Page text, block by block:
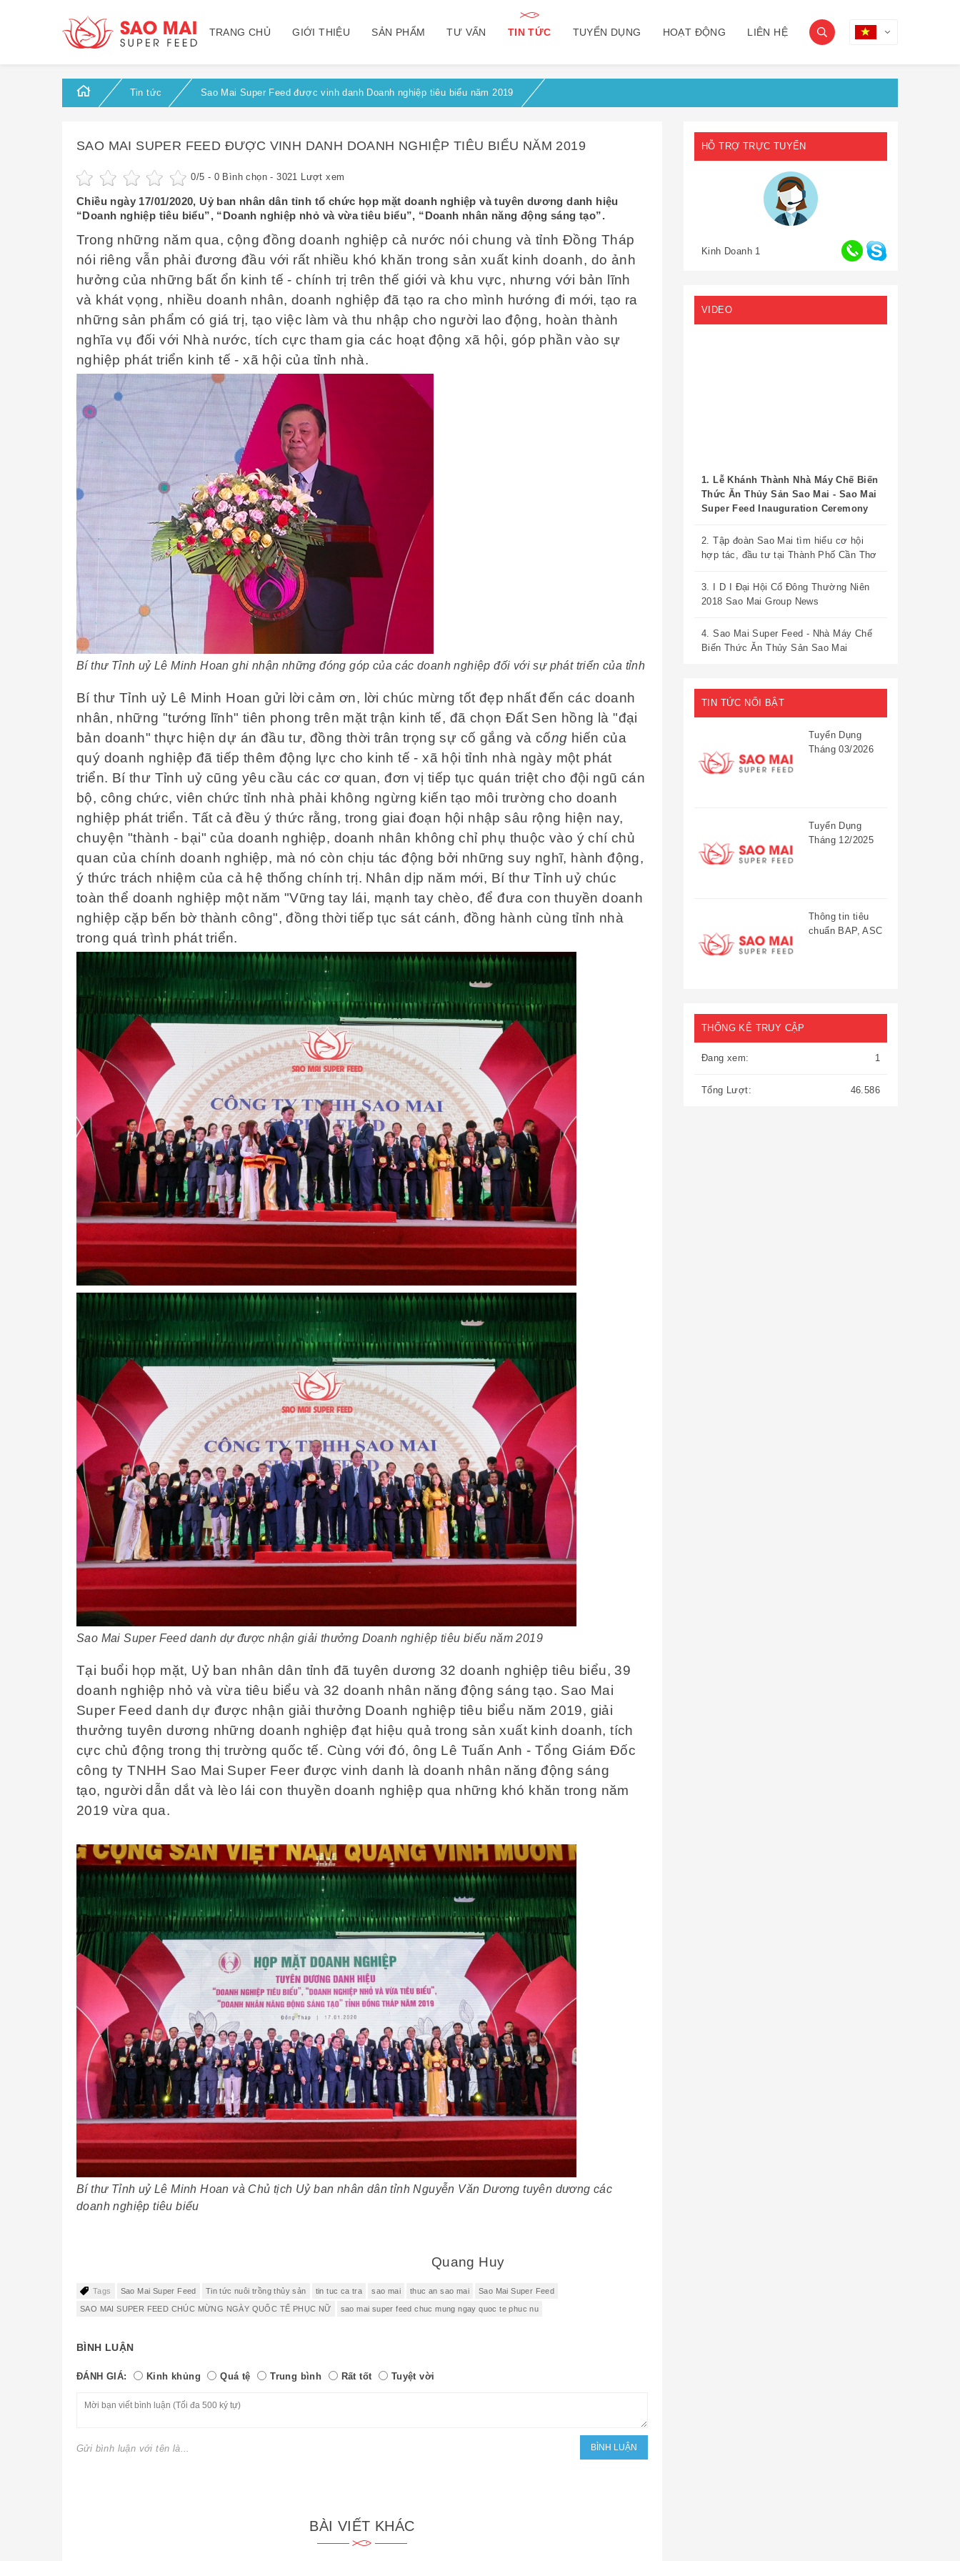
TRANG CHỦ GIỚI THIỆU SẢN PHẨM TƯ VẤN TIN TỨC TUYỂN DỤNG HOẠT ĐỘNG LIÊN HỆ
Tin tức Sao Mai Super Feed được vinh danh Doanh nghiệp tiêu biểu năm 2019
SAO MAI SUPER FEED ĐƯỢC VINH DANH DOANH NGHIỆP TIÊU BIỂU NĂM 2019
0/5 - 0 Bình chọn - 3021 Lượt xem
Chiều ngày 17/01/2020, Uỷ ban nhân dân tỉnh tổ chức họp mặt doanh nghiệp và tuyên dương danh hiệu
“Doanh nghiệp tiêu biểu”, “Doanh nghiệp nhỏ và vừa tiêu biểu”, “Doanh nhân năng động sáng tạo”.
Trong những năm qua, cộng đồng doanh nghiệp cả nước nói chung và tỉnh Đồng Tháp
nói riêng vẫn phải đương đầu với rất nhiều khó khăn trong sản xuất kinh doanh, do ảnh
hưởng của những bất ổn kinh tế - chính trị trên thế giới và khu vực, nhưng với bản lĩnh
và khát vọng, nhiều doanh nhân, doanh nghiệp đã tạo ra cho mình hướng đi mới, tạo ra
những sản phẩm có giá trị, tạo việc làm và thu nhập cho người lao động, hoàn thành
nghĩa vụ đối với Nhà nước, tích cực tham gia các hoạt động xã hội, góp phần vào sự
nghiệp phát triển kinh tế - xã hội của tỉnh nhà.
Bí thư Tỉnh uỷ Lê Minh Hoan ghi nhận những đóng góp của các doanh nghiệp đối với sự phát triển của tỉnh
Bí thư Tỉnh uỷ Lê Minh Hoan gửi lời cảm ơn, lời chúc mừng tốt đẹp nhất đến các doanh
nhân, những "tướng lĩnh" tiên phong trên mặt trận kinh tế, đã chọn Đất Sen hồng là "đại
bản doanh" thực hiện dự án đầu tư, đồng thời trân trọng sự cố gắng và cống hiến của
quý doanh nghiệp đã tiếp thêm động lực cho kinh tế - xã hội tỉnh nhà ngày một phát
triển. Bí thư Tỉnh uỷ cũng yêu cầu các cơ quan, đơn vị tiếp tục quán triệt cho đội ngũ cán
bộ, công chức, viên chức tỉnh nhà phải không ngừng kiến tạo môi trường cho doanh
nghiệp phát triển. Tất cả đều ý thức rằng, trong giai đoạn hội nhập sâu rộng hiện nay,
chuyện "thành - bại" của doanh nghiệp, doanh nhân không chỉ phụ thuộc vào ý chí chủ
quan của chính doanh nghiệp, mà nó còn chịu tác động bởi những suy nghĩ, hành động,
ý thức trách nhiệm của cả hệ thống chính trị. Nhân dịp năm mới, Bí thư Tỉnh uỷ chúc
toàn thể doanh nghiệp một năm "Vững tay lái, mạnh tay chèo, để đưa con thuyền doanh
nghiệp cặp bến bờ thành công", đồng thời tiếp tục sát cánh, đồng hành cùng tỉnh nhà
trong quá trình phát triển.
Sao Mai Super Feed danh dự được nhận giải thưởng Doanh nghiệp tiêu biểu năm 2019
Tại buổi họp mặt, Uỷ ban nhân dân tỉnh đã tuyên dương 32 doanh nghiệp tiêu biểu, 39
doanh nghiệp nhỏ và vừa tiêu biểu và 32 doanh nhân năng động sáng tạo. Sao Mai
Super Feed danh dự được nhận giải thưởng Doanh nghiệp tiêu biểu năm 2019, giải
thưởng tuyên dương những doanh nghiệp đạt hiệu quả trong sản xuất kinh doanh, tích
cực chủ động trong thị trường quốc tế. Cùng với đó, ông Lê Tuấn Anh - Tổng Giám Đốc
công ty TNHH Sao Mai Super Feer được vinh danh là doanh nhân năng động sáng
tạo, người dẫn dắt và lèo lái con thuyền doanh nghiệp qua những khó khăn trong năm
2019 vừa qua.
Bí thư Tỉnh uỷ Lê Minh Hoan và Chủ tịch Uỷ ban nhân dân tỉnh Nguyễn Văn Dương tuyên dương các
doanh nghiệp tiêu biểu
Quang Huy
Tags Sao Mai Super Feed Tin tức nuôi trồng thủy sản tin tuc ca tra sao mai thuc an sao mai Sao Mai Super Feed
SAO MAI SUPER FEED CHÚC MỪNG NGÀY QUỐC TẾ PHỤC NỮ sao mai super feed chuc mung ngay quoc te phuc nu
BÌNH LUẬN
ĐÁNH GIÁ: Kinh khủng Quá tệ Trung bình Rất tốt Tuyệt vời
Gửi bình luận với tên là...
BÀI VIẾT KHÁC
HỖ TRỢ TRỰC TUYẾN
Kinh Doanh 1
VIDEO
1. Lễ Khánh Thành Nhà Máy Chế Biến
Thức Ăn Thủy Sản Sao Mai - Sao Mai
Super Feed Inauguration Ceremony
2. Tập đoàn Sao Mai tìm hiểu cơ hội
hợp tác, đầu tư tại Thành Phố Cần Thơ
3. I D I Đại Hội Cổ Đông Thường Niên
2018 Sao Mai Group News
4. Sao Mai Super Feed - Nhà Máy Chế
Biến Thức Ăn Thủy Sản Sao Mai
TIN TỨC NỔI BẬT
Tuyển Dụng
Tháng 03/2026
Tuyển Dụng
Tháng 12/2025
Thông tin tiêu
chuẩn BAP, ASC
THỐNG KÊ TRUY CẬP
Đang xem: 1
Tổng Lượt: 46.586